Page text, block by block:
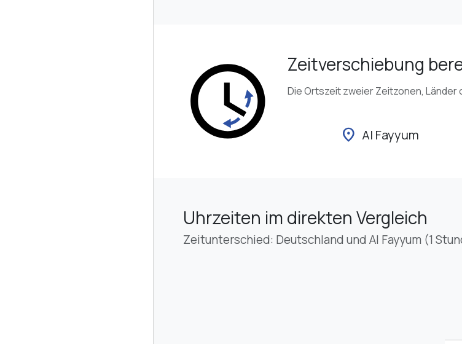
Zeitverschiebung
Die Ortszeit zweier Zeitzonen,
location_on Al Fayyum
Uhrzeiten im direkten Vergleich
Zeitunterschied: Deutschland und Al Fayyum (1